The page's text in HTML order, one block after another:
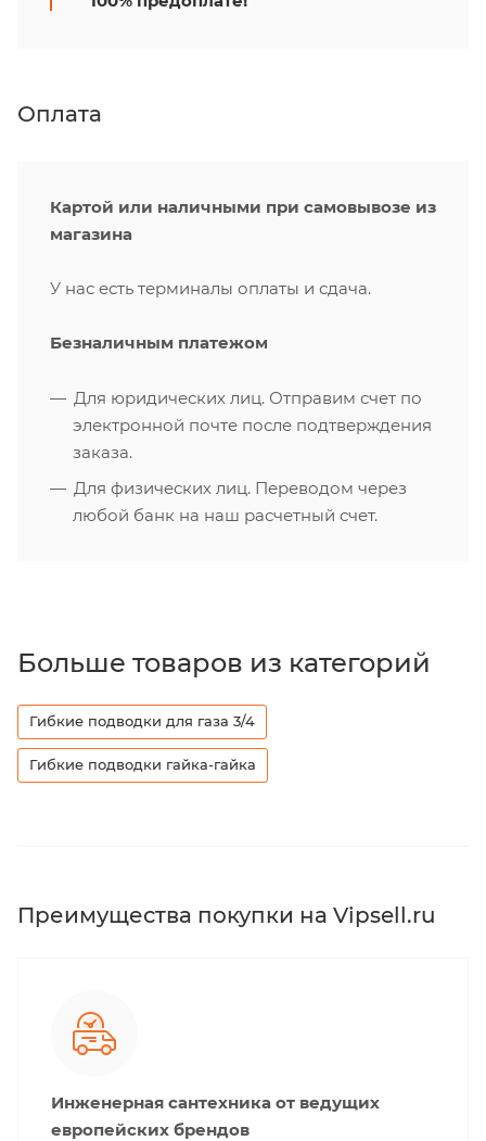
Оплата
Картой или наличными при самовывозе из
магазина
У нас есть терминалы оплаты и сдача.
Безналичным платежом
Для юридических лиц. Отправим счет по
электронной почте после подтверждения
заказа.
Для физических лиц. Переводом через
любой банк на наш расчетный счет.
Больше товаров из категорий
Гибкие подводки для газа 3/4
Гибкие подводки гайка-гайка
Преимущества покупки на Vipsell.ru
Инженерная сантехника от ведущих
европейских брендов